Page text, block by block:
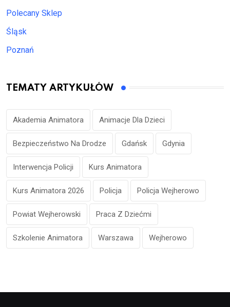
Polecany Sklep
Śląsk
Poznań
TEMATY ARTYKUŁÓW
Akademia Animatora Animacje Dla Dzieci
Bezpieczeństwo Na Drodze Gdańsk Gdynia
Interwencja Policji Kurs Animatora
Kurs Animatora 2026 Policja Policja Wejherowo
Powiat Wejherowski Praca Z Dziećmi
Szkolenie Animatora Warszawa Wejherowo